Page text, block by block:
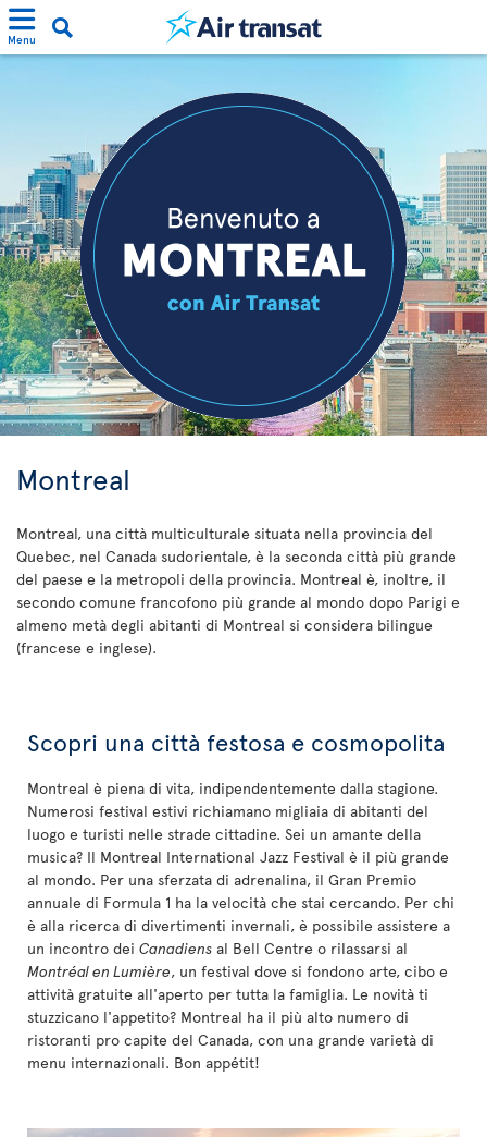
Menu
Montreal
Montreal, una città multiculturale situata nella provincia del
Quebec, nel Canada sudorientale, è la seconda città più grande
del paese e la metropoli della provincia. Montreal è, inoltre, il
secondo comune francofono più grande al mondo dopo Parigi e
almeno metà degli abitanti di Montreal si considera bilingue
(francese e inglese).
Scopri una città festosa e cosmopolita
Montreal è piena di vita, indipendentemente dalla stagione.
Numerosi festival estivi richiamano migliaia di abitanti del
luogo e turisti nelle strade cittadine. Sei un amante della
musica? Il Montreal International Jazz Festival è il più grande
al mondo. Per una sferzata di adrenalina, il Gran Premio
annuale di Formula 1 ha la velocità che stai cercando. Per chi
è alla ricerca di divertimenti invernali, è possibile assistere a
un incontro dei Canadiens al Bell Centre o rilassarsi al
Montréal en Lumière, un festival dove si fondono arte, cibo e
attività gratuite all'aperto per tutta la famiglia. Le novità ti
stuzzicano l'appetito? Montreal ha il più alto numero di
ristoranti pro capite del Canada, con una grande varietà di
menu internazionali. Bon appétit!